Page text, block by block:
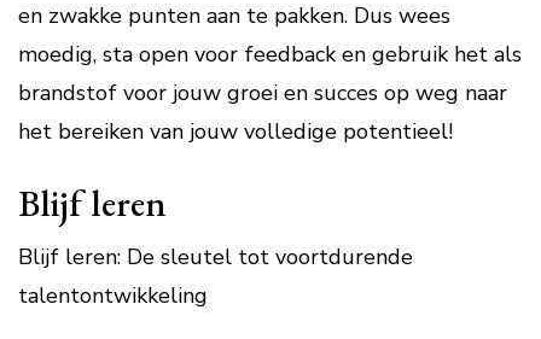
en zwakke punten aan te pakken. Dus wees
moedig, sta open voor feedback en gebruik het als
brandstof voor jouw groei en succes op weg naar
het bereiken van jouw volledige potentieel!
Blijf leren
Blijf leren: De sleutel tot voortdurende
talentontwikkeling